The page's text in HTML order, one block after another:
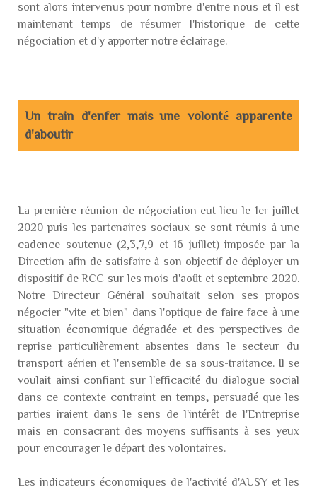
sont alors intervenus pour nombre d'entre nous et il est
maintenant temps de résumer l'historique de cette
négociation et d'y apporter notre éclairage.
Un train d'enfer mais une volonté apparente
d'aboutir
La première réunion de négociation eut lieu le 1er juillet
2020 puis les partenaires sociaux se sont réunis à une
cadence soutenue (2,3,7,9 et 16 juillet) imposée par la
Direction afin de satisfaire à son objectif de déployer un
dispositif de RCC sur les mois d'août et septembre 2020.
Notre Directeur Général souhaitait selon ses propos
négocier "vite et bien" dans l'optique de faire face à une
situation économique dégradée et des perspectives de
reprise particulièrement absentes dans le secteur du
transport aérien et l'ensemble de sa sous-traitance. Il se
voulait ainsi confiant sur l'efficacité du dialogue social
dans ce contexte contraint en temps, persuadé que les
parties iraient dans le sens de l'intérêt de l'Entreprise
mais en consacrant des moyens suffisants à ses yeux
pour encourager le départ des volontaires.
Les indicateurs économiques de l'activité d'AUSY et les